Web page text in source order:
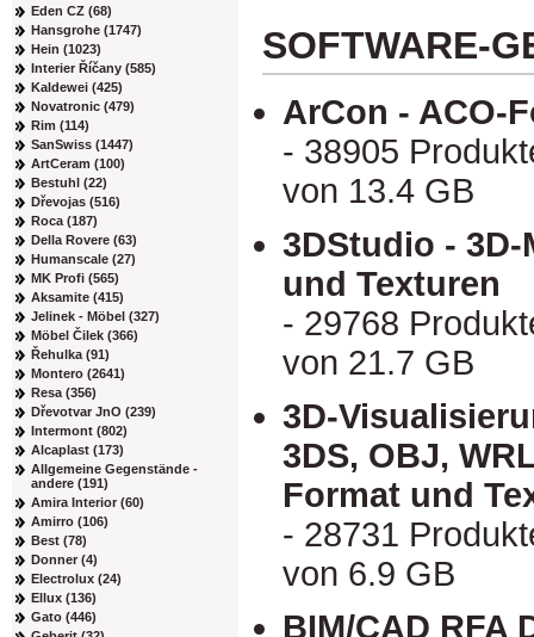
Eden CZ (68)
Hansgrohe (1747)
Hein (1023)
Interier Říčany (585)
Kaldewei (425)
Novatronic (479)
Rim (114)
SanSwiss (1447)
ArtCeram (100)
Bestuhl (22)
Dřevojas (516)
Roca (187)
Della Rovere (63)
Humanscale (27)
MK Profi (565)
Aksamite (415)
Jelinek - Möbel (327)
Möbel Čilek (366)
Řehulka (91)
Montero (2641)
Resa (356)
Dřevotvar JnO (239)
Intermont (802)
Alcaplast (173)
Allgemeine Gegenstände -
andere (191)
Amira Interior (60)
Amirro (106)
Best (78)
Donner (4)
Electrolux (24)
Ellux (136)
Gato (446)
SOFTWARE-
ArCon - ACO-
- 38905
von 13.4 GB
3DStudio -
und Texturen
- 29768
von 21.7 GB
3D-
3DS, OBJ,
Format und
- 28731
von 6.9 GB
BIM/CAD RFA